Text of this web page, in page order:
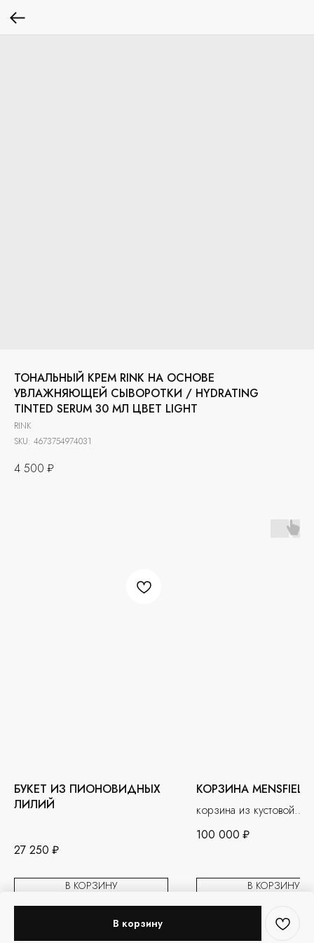
ТОНАЛЬНЫЙ КРЕМ RINK НА ОСНОВЕ
УВЛАЖНЯЮЩЕЙ СЫВОРОТКИ / HYDRATING
TINTED SERUM 30 МЛ ЦВЕТ LIGHT
RINK
SKU: 4673754974031
4 500 ₽
В корзину
БУКЕТ ИЗ ПИОНОВИДНЫХ
ЛИЛИЙ
27 250 ₽
В КОРЗИНУ
КОРЗИНА MENSFIELD
корзина из кустовой
100 000 ₽
В КОРЗИНУ